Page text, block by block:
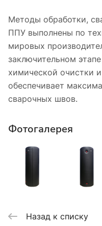
Методы обработки,
ППУ выполнены по
мировых
заключительном
химической очистки
обеспечивает
сварочных швов.
Фотогалерея
Назад к списку